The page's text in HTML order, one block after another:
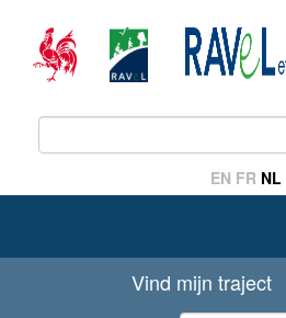
EN FR NL
Vind mijn traject